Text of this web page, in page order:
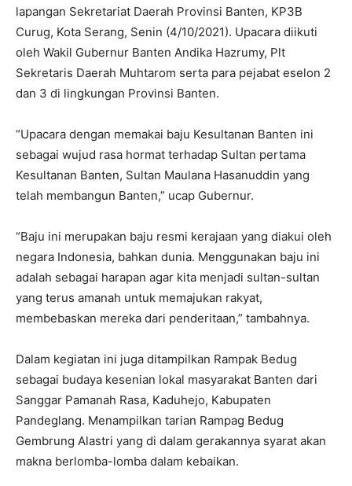
lapangan Sekretariat Daerah Provinsi Banten, KP3B
Curug, Kota Serang, Senin (4/10/2021). Upacara diikuti
oleh Wakil Gubernur Banten Andika Hazrumy, Plt
Sekretaris Daerah Muhtarom serta para pejabat eselon 2
dan 3 di lingkungan Provinsi Banten.
“Upacara dengan memakai baju Kesultanan Banten ini
sebagai wujud rasa hormat terhadap Sultan pertama
Kesultanan Banten, Sultan Maulana Hasanuddin yang
telah membangun Banten,” ucap Gubernur.
“Baju ini merupakan baju resmi kerajaan yang diakui oleh
negara Indonesia, bahkan dunia. Menggunakan baju ini
adalah sebagai harapan agar kita menjadi sultan-sultan
yang terus amanah untuk memajukan rakyat,
membebaskan mereka dari penderitaan,” tambahnya.
Dalam kegiatan ini juga ditampilkan Rampak Bedug
sebagai budaya kesenian lokal masyarakat Banten dari
Sanggar Pamanah Rasa, Kaduhejo, Kabupaten
Pandeglang. Menampilkan tarian Rampag Bedug
Gembrung Alastri yang di dalam gerakannya syarat akan
makna berlomba-lomba dalam kebaikan.